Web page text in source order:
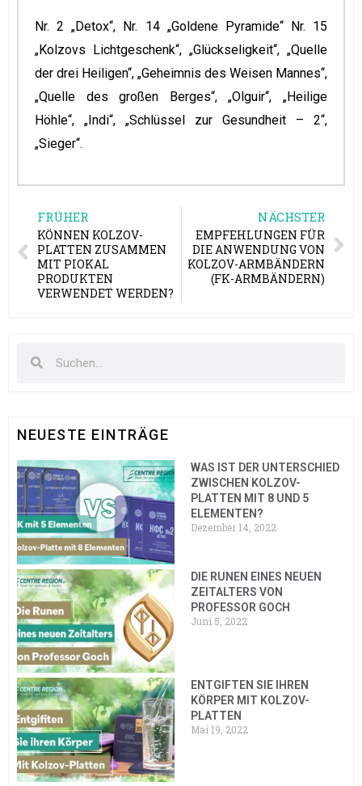
Nr. 2 „Detox“, Nr. 14 „Goldene Pyramide“ Nr. 15
„Kolzovs Lichtgeschenk“, „Glückseligkeit“, „Quelle
der drei Heiligen“, „Geheimnis des Weisen Mannes“,
„Quelle des großen Berges“, „Olguir“, „Heilige
Höhle“, „Indi“, „Schlüssel zur Gesundheit – 2“,
„Sieger“.
FRÜHER
KÖNNEN KOLZOV-
PLATTEN ZUSAMMEN
MIT PIOKAL
PRODUKTEN
VERWENDET WERDEN?
NÄCHSTER
EMPFEHLUNGEN FÜR
DIE ANWENDUNG VON
KOLZOV-ARMBÄNDERN
(FK-ARMBÄNDERN)
NEUESTE EINTRÄGE
WAS IST DER UNTERSCHIED
ZWISCHEN KOLZOV-
PLATTEN MIT 8 UND 5
ELEMENTEN?
Dezember 14, 2022
DIE RUNEN EINES NEUEN
ZEITALTERS VON
PROFESSOR GOCH
Juni 5, 2022
ENTGIFTEN SIE IHREN
KÖRPER MIT KOLZOV-
PLATTEN
Mai 19, 2022